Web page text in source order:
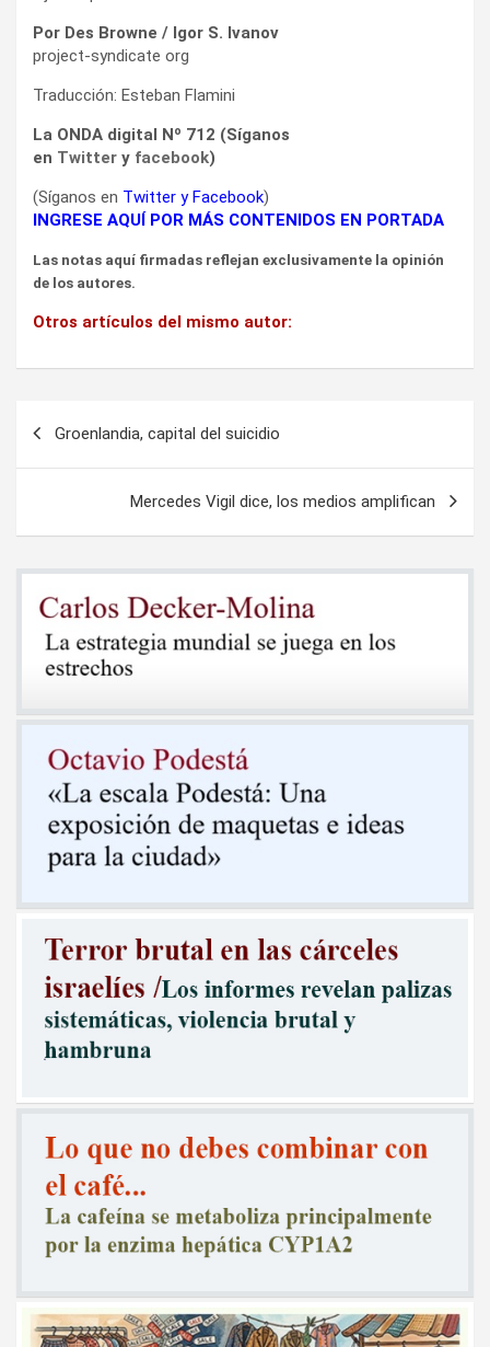
(Síganos enTwitteryFacebook)
INGRESE AQUÍ POR MÁS CONTENIDOS EN PORTADA
Las notas aquí firmadas reflejan exclusivamente la opinión
Otros artículos del mismo autor:
Navegación
de
entradas
Groenlandia, capital del suicidio